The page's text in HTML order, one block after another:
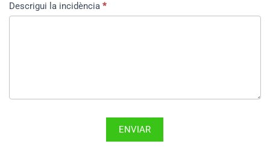
Descrigui la incidència *
ENVIAR